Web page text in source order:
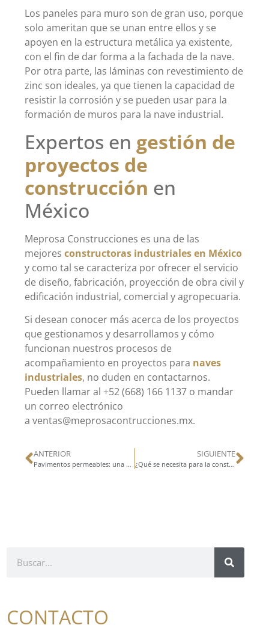
Los paneles para muro son de gran uso, porque
solo ameritan que se unan entre ellos y se
apoyen en la estructura metálica ya existente,
con el fin de dar forma a la fachada de la nave.
Por otra parte, las láminas con revestimiento de
zinc son ideales, ya que tienen la capacidad de
resistir la corrosión y se pueden usar para la
formación de muros para la nave industrial.
Expertos en gestión de
proyectos de
construcción en
México
Meprosa Construcciones es una de las
mejores constructoras industriales en México
y como tal se caracteriza por ofrecer el servicio
de diseño, fabricación, proyección de obra civil y
edificación industrial, comercial y agropecuaria.
Si desean conocer más acerca de los proyectos
que gestionamos y desarrollamos y cómo
funcionan nuestros procesos de
acompañamiento en proyectos para naves
industriales, no duden en contactarnos.
Pueden llamar al +52 (668) 166 1137 o mandar
un correo electrónico
a ventas@meprosacontrucciones.mx.
ANTERIOR
Pavimentos permeables: una solución de obra civil para la recuperación de agua pluvial
SIGUIENTE
¿Qué se necesita para la construcción de bodegas?
CONTACTO